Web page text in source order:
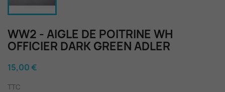
WW2 - AIGLE DE POITRINE WH
OFFICIER DARK GREEN ADLER
15,00 €
TTC